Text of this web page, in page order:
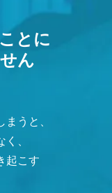
とに
ん
うと、
、
起こす